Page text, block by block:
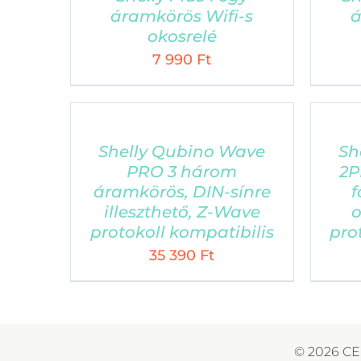
áramkörös Wifi-s
okosrelé
7 990 Ft
Shelly Qubino Wave
PRO 3 három
áramkörös, DIN-sínre
illeszthető, Z-Wave
protokoll kompatibilis
35 390 Ft
ELÉRHETŐSÉGÜNK
Cím: 1101 Budapest, Albertirsai út 3. (nem
személyes ügyfélszolgálat)
© 2026